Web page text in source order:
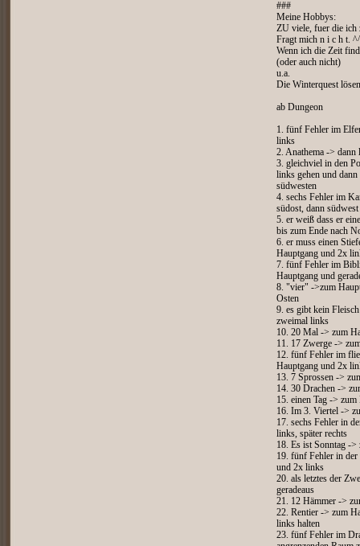
###
Meine Hobbys:
ZU viele, fuer die ich
Fragt mich n i c h t.
Wenn ich die Zeit
(oder auch nicht)
u.a.
Die Winterquest lösen
ab Dungeon
1. fünf Fehler im
links
2. Anathema -> dann
3. gleichviel in den
links gehen und
südwesten
4. sechs Fehler im
südost, dann südwest
5. er weiß dass er
bis zum Ende nach
6. er muss einen
Hauptgang und 2x
7. fünf Fehler im
Hauptgang und
8. "vier" ->zum
Osten
9. es gibt kein
zweimal links
10. 20 Mal -> zum
11. 17 Zwerge ->
12. fünf Fehler im
Hauptgang und 2x
13. 7 Sprossen ->
14. 30 Drachen ->
15. einen Tag ->
16. Im 3. Viertel ->
17. sechs Fehler in
links, später rechts
18. Es ist Sonntag ->
19. fünf Fehler in der
und 2x links
20. als letztes der
geradeaus
21. 12 Hämmer ->
22. Rentier -> zum
links halten
23. fünf Fehler im